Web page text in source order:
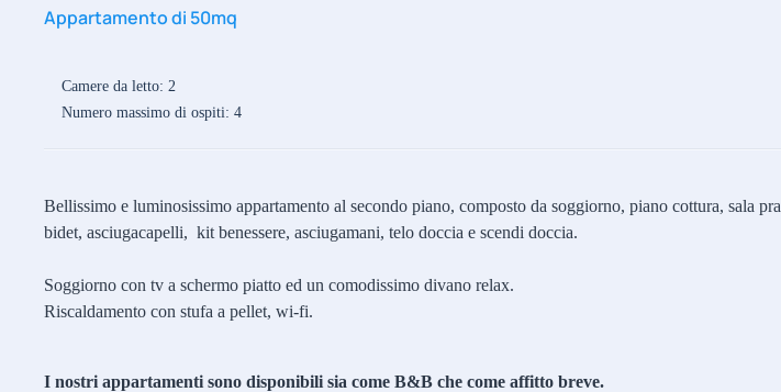
Appartamento di 50mq
Camere da letto: 2
Numero massimo di ospiti: 4
Bellissimo e luminosissimo appartamento al secondo piano, composto da soggiorno, piano cottura, sala
bidet, asciugacapelli, kit benessere, asciugamani, telo doccia e scendi doccia.
Soggiorno con tv a schermo piatto ed un comodissimo divano relax.
Riscaldamento con stufa a pellet, wi-fi.
I nostri appartamenti sono disponibili sia come B&B che come affitto breve.